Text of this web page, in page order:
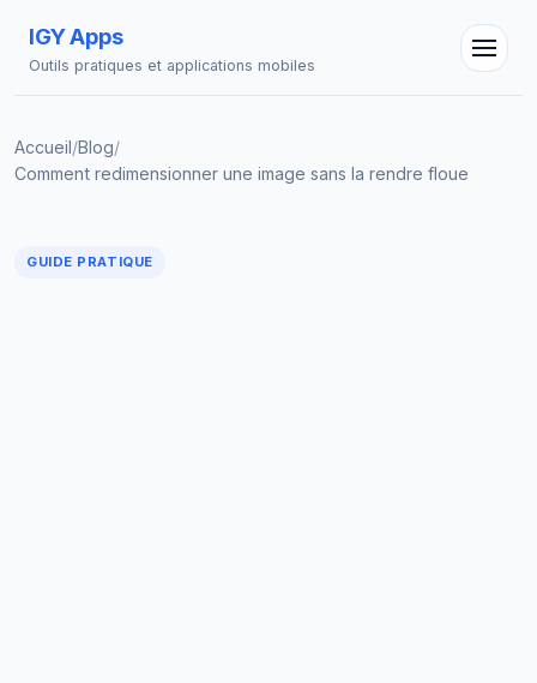
IGY Apps
Outils pratiques et applications mobiles
Accueil/Blog/
Comment redimensionner une image sans la rendre floue
GUIDE PRATIQUE
Assistant IGY
En ligne — Posez vos questions